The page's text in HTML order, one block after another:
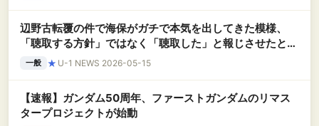
辺野古転覆の件で海保がガチで本気を出してきた模様、
「聴取する方針」ではなく「聴取した」と報じさせたとこ
ろに……
一般 ★ U-1 NEWS 2026-05-15
【速報】ガンダム50周年、ファーストガンダムのリマス
タープロジェクトが始動